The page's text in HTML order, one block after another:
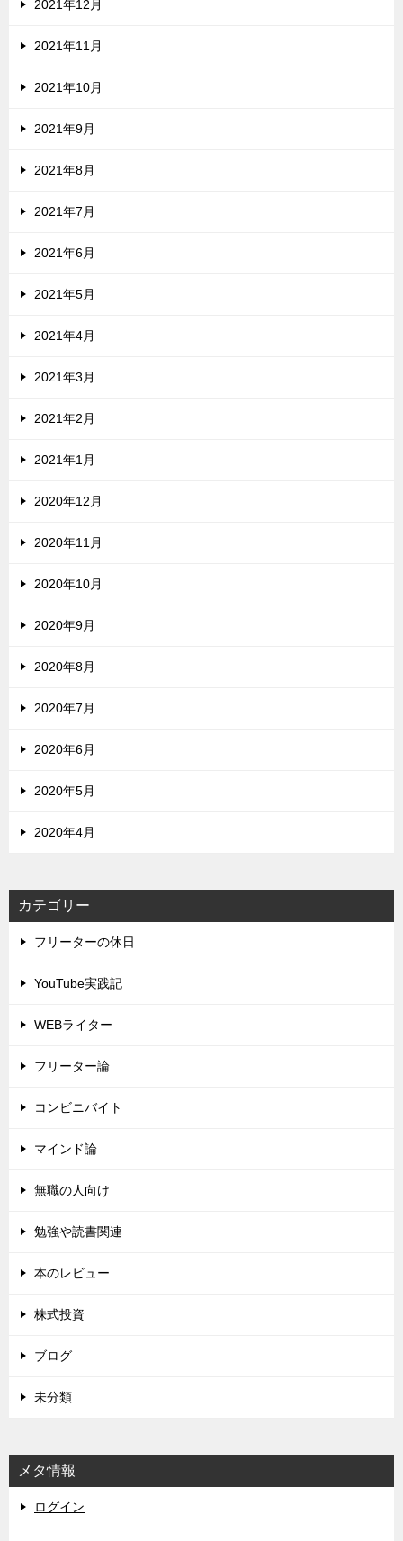
2021年12月
2021年11月
2021年10月
2021年9月
2021年8月
2021年7月
2021年6月
2021年5月
2021年4月
2021年3月
2021年2月
2021年1月
2020年12月
2020年11月
2020年10月
2020年9月
2020年8月
2020年7月
2020年6月
2020年5月
2020年4月
カテゴリー
フリーターの休日
YouTube実践記
WEBライター
フリーター論
コンビニバイト
マインド論
無職の人向け
勉強や読書関連
本のレビュー
株式投資
ブログ
未分類
メタ情報
ログイン